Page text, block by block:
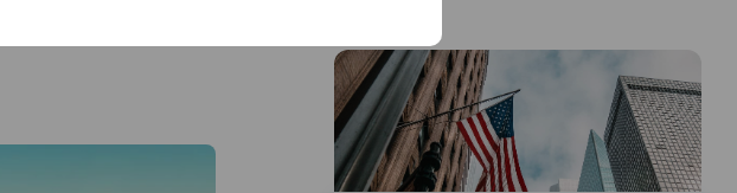
Informations sur les États-Unis